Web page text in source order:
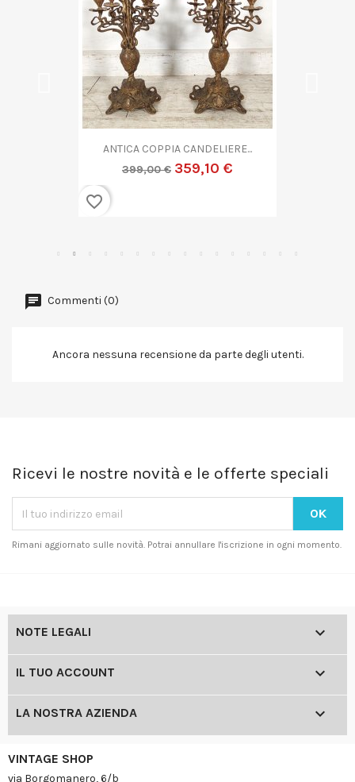
ANTICA COPPA VETRO...
799,00 € 719,10 €
Commenti (0)
Ancora nessuna recensione da parte degli utenti.
Ricevi le nostre novità e le offerte speciali
Rimani aggiornato sulle novità. Potrai annullare l'iscrizione in ogni momento.
NOTE LEGALI 
IL TUO ACCOUNT 
LA NOSTRA AZIENDA 
VINTAGE SHOP
via Borgomanero, 6/b